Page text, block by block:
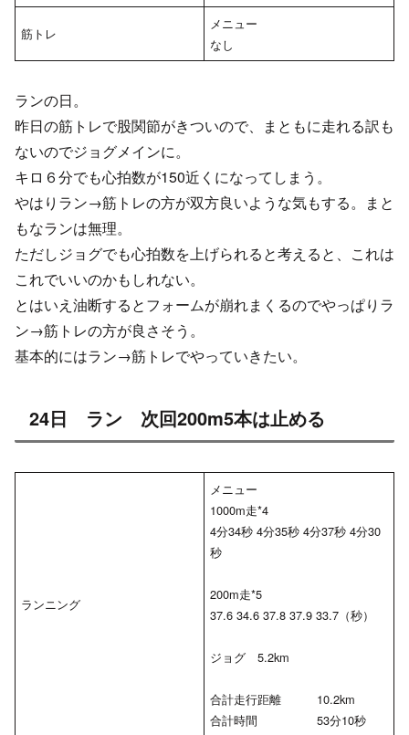
筋トレ
メニュー
なし
ランの日。
昨日の筋トレで股関節がきついので、まともに走れる訳も
ないのでジョグメインに。
キロ６分でも心拍数が150近くになってしまう。
やはりラン→筋トレの方が双方良いような気もする。まと
もなランは無理。
ただしジョグでも心拍数を上げられると考えると、これは
これでいいのかもしれない。
とはいえ油断するとフォームが崩れまくるのでやっぱりラ
ン→筋トレの方が良さそう。
基本的にはラン→筋トレでやっていきたい。
24日 ラン 次回200m5本は止める
ランニング
メニュー
1000m走*4
4分34秒 4分35秒 4分37秒 4分30
秒
200m走*5
37.6 34.6 37.8 37.9 33.7（秒）
ジョグ 5.2km
合計走行距離 10.2km
合計時間 53分10秒